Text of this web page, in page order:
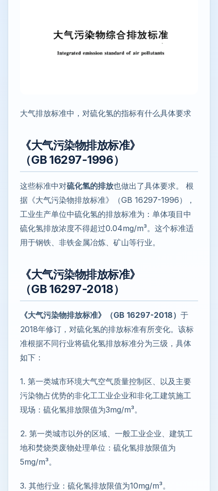
大气排放标准中，对硫化氢的指标有什么具体要求
《大气污染物排放标准》
（GB 16297-1996）
这些标准中对硫化氢的排放也做出了具体要求。 根
据《大气污染物排放标准》（GB 16297-1996），
工业生产单位中硫化氢的排放标准为：单体项目中
硫化氢排放浓度不得超过0.04mg/m³。这个标准适
用于钢铁、非铁金属冶炼、矿山等行业。
《大气污染物排放标准》
（GB 16297-2018）
《大气污染物排放标准》（GB 16297-2018） 于
2018年修订，对硫化氢的排放标准有所变化。该标
准根据不同行业将硫化氢排放标准分为三级，具体
如下：
1. 第一类城市环境大气空气质量控制区、以及主要
污染物占优势的非化工工业企业和非化工建筑施工
现场：硫化氢排放限值为3mg/m³。
2. 第一类城市以外的区域、一般工业企业、建筑工
地和焚烧类废物处理单位：硫化氢排放限值为
5mg/m³。
3. 其他行业：硫化氢排放限值为10mg/m³。